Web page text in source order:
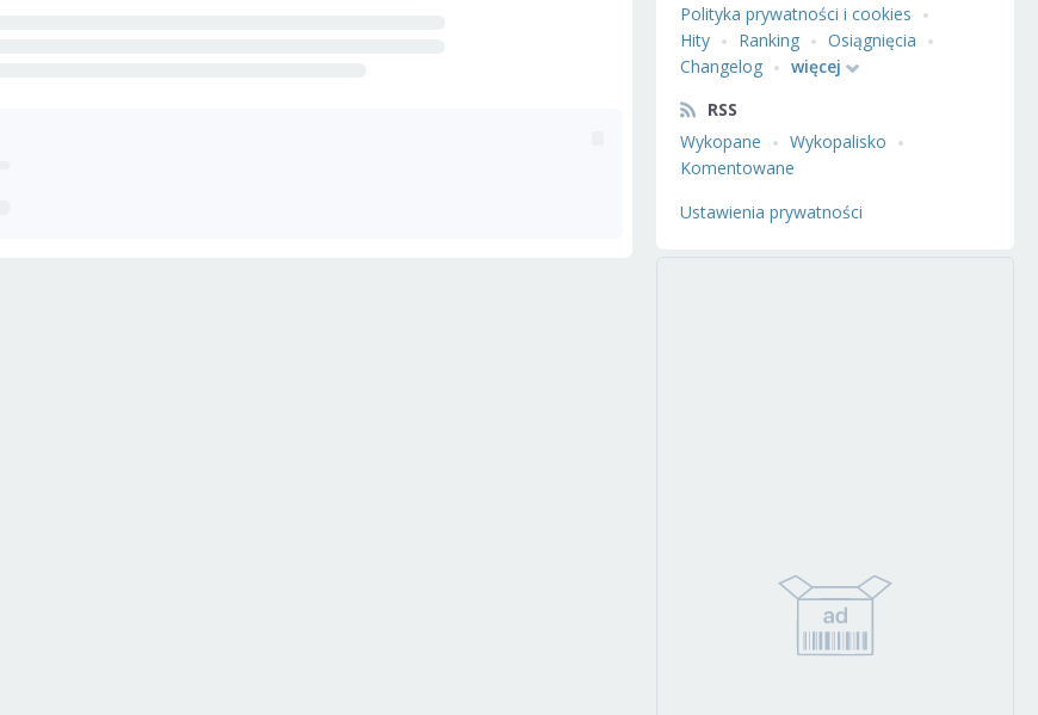
Polityka prywatności i cookies
Hity
Ranking
Osiągnięcia
Changelog
więcej
RSS
Wykopane
Wykopalisko
Komentowane
Ustawienia prywatności